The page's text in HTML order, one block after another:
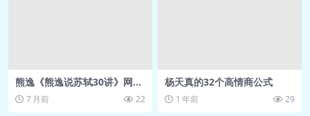
📄 gh-20.0113丨《技术垄断》
3：技术时代，文化怎么办？.pdf
🎵 gh-20.0113丨书单1 这五本
诞生在哪里？.pdf
🎵 gh-0929丨《文明的崩
塌》4：古代东地中海贸易体
熊逸《熊逸说苏轼30讲》网盘
下载7 月前 22
杨天真的32个高情商公式
1 年前 29